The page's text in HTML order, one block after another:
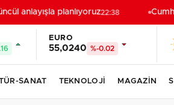
anlayışla planlıyoruz22:38
EURO
55,0240 %-0.02
SANAT TEKNOLOJİ MAGAZİN